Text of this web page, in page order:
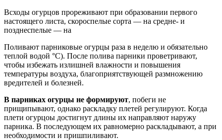
Всходы огурцов прореживают при образовании первого
настоящего листа, скороспелые сорта — на средне- и
позднеспелые — на
Поливают парниковые огурцы раза в неделю и обязательно
теплой водой °C). После полива парники проветривают,
чтобы избежать излишней влажности и повышения
температуры воздуха, благоприятствующей размножению
вредителей и болезней.
В парниках огурцы не формируют, побеги не
прищипывают, однако раскладку плетей регулируют. Когда
плети огурцоы достигнут длины их направляют наружу
парника. В последующем их равномерно раскладывают, а при
необходимости и пришпиливают.